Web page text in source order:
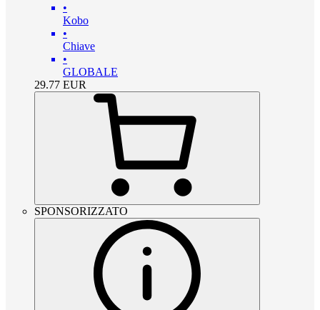
•
Kobo
•
Chiave
•
GLOBALE
29.77 EUR
SPONSORIZZATO